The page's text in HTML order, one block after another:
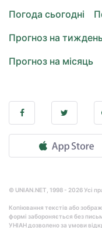
Погода сьогодні
Прогноз на
Прогноз на місяць
© UNIAN.NET, 1998 - 2026 Усі
Копіювання текстів або
формі забороняється без
УНІАН дозволено за умови